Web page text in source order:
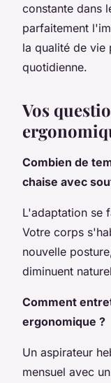
constante dans
parfaitement
la qualité de vie
quotidienne.
Vos
Combien de
chaise avec
L'adaptation se
Votre corps
nouvelle
diminuent
Comment
ergonomique ?
Un aspirateur
mensuel avec